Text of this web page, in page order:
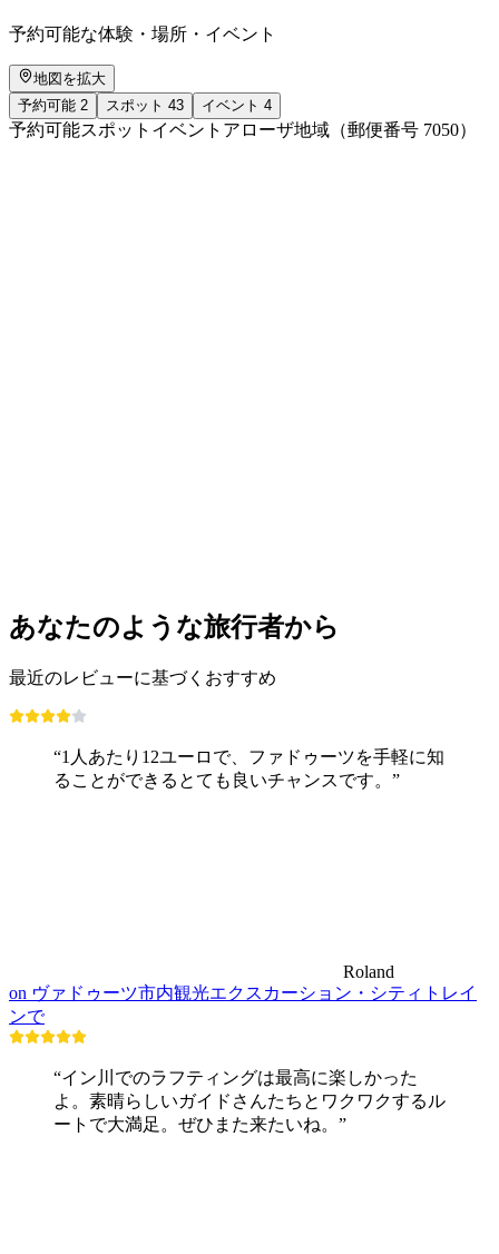
予約可能な体験・場所・イベント
地図を拡大
予約可能 2 スポット 43 イベント 4
予約可能スポット イベント アローザ地域（郵便番号 7050）
あなたのような旅行者から
最近のレビューに基づくおすすめ
“1人あたり12ユーロで、ファドゥーツを手軽に知
ることができるとても良いチャンスです。”
Roland
on ヴァドゥーツ市内観光エクスカーション・シティトレイ
ンで
“イン川でのラフティングは最高に楽しかった
よ。素晴らしいガイドさんたちとワクワクするル
ートで大満足。ぜひまた来たいね。”